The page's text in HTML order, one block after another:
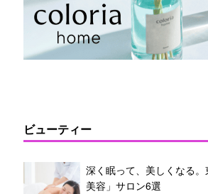
ビューティー
深く眠って、美しくなる
美容」サロン6選